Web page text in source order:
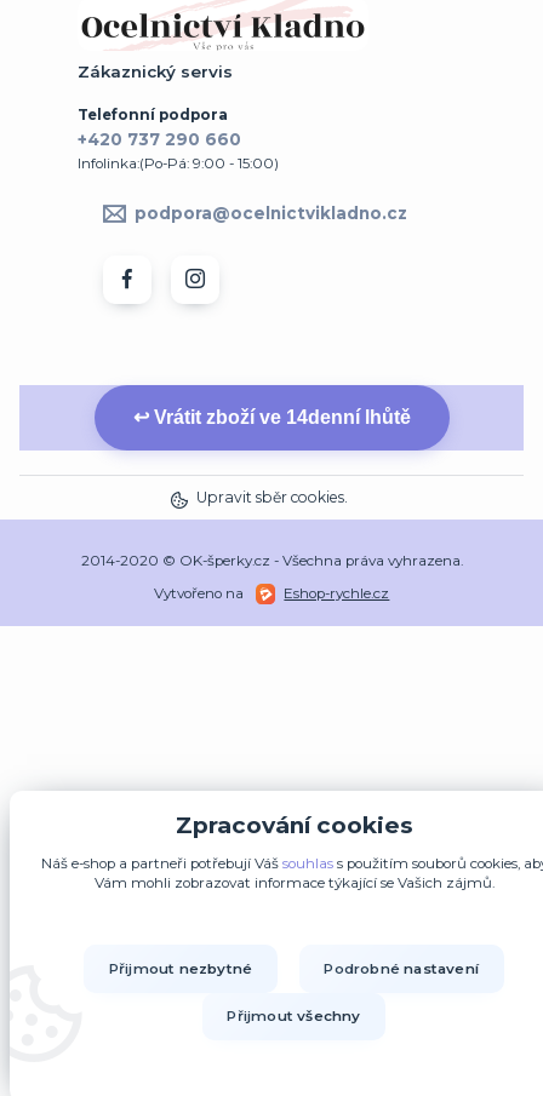
Zákaznický servis
Telefonní podpora
+420 737 290 660
Infolinka:(Po-Pá: 9:00 - 15:00)
podpora@ocelnictvikladno.cz
↩ Vrátit zboží ve 14denní lhůtě
Upravit sběr cookies.
2014-2020 © OK-šperky.cz - Všechna práva vyhrazena.
Vytvořeno na
Eshop-rychle.cz
Zpracování cookies
Náš e-shop a partneři potřebují Váš souhlass použitím souborů cookies,
Vám mohli zobrazovat informace týkající se Vašich zájmů.
Přijmout nezbytné Podrobné nastavení
Přijmout všechny